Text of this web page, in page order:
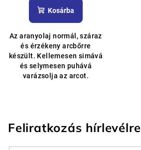
átlagos
értékelése
ből
4,8
csillag.
Kosárba
Az aranyolaj normál, száraz
és érzékeny arcbőrre
készült. Kellemesen simává
és selymesen puhává
varázsolja az arcot.
Feliratkozás hírlevélre